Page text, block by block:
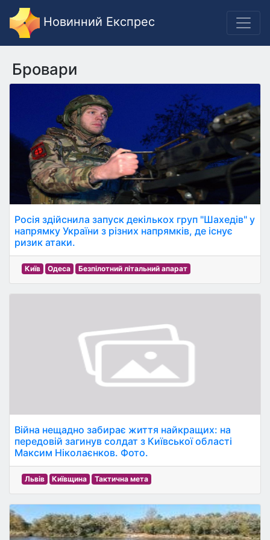
Новинний Експрес
Бровари
Росія здійснила запуск декількох груп "Шахедів" у
напрямку України з різних напрямків, де існує
ризик атаки.
Київ Одеса Безпілотний літальний апарат
Війна нещадно забирає життя найкращих: на
передовій загинув солдат з Київської області
Максим Ніколаєнков. Фото.
Львів Київщина Тактична мета